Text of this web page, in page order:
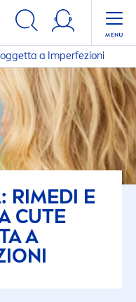
a Imperfezioni
RIMEDI E
CUTE
A